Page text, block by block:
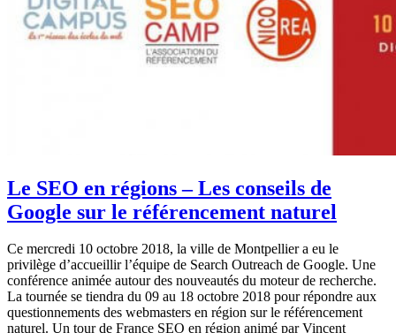
Le SEO en régions – Les conseils de
Google sur le référencement naturel
Ce mercredi 10 octobre 2018, la ville de Montpellier a eu le
privilège d’accueillir l’équipe de Search Outreach de Google. Une
conférence animée autour des nouveautés du moteur de recherche.
La tournée se tiendra du 09 au 18 octobre 2018 pour répondre aux
questionnements des webmasters en région sur le référencement
naturel. Un tour de France SEO en région animé par Vincent